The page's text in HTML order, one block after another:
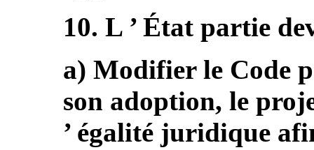
10. L ’ État partie
a) Modifier le Code
son adoption, le
’ égalité juridique